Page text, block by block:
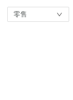
零售